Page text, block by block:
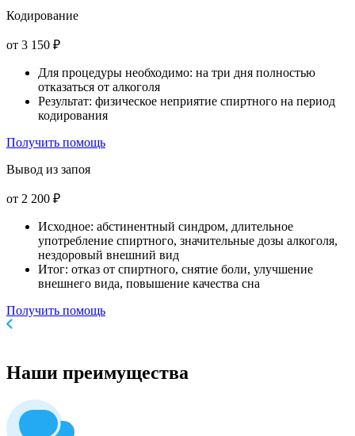
Кодирование
от 3 150 ₽
Для процедуры необходимо: на три дня полностью
отказаться от алкоголя
Результат: физическое неприятие спиртного на период
кодирования
Получить помощь
Вывод из запоя
от 2 200 ₽
Исходное: абстинентный синдром, длительное
употребление спиртного, значительные дозы алкоголя,
нездоровый внешний вид
Итог: отказ от спиртного, снятие боли, улучшение
внешнего вида, повышение качества сна
Получить помощь
Наши преимущества